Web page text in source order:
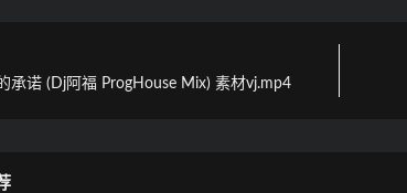
承诺 (Dj阿福 ProgHouse Mix) 素材vj.mp4